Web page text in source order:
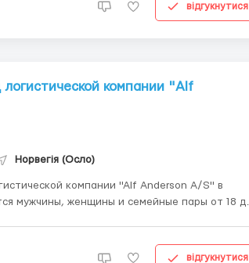
відгукнутися
логистической компании "Alf
Норвегія (Осло)
мужчины, женщины и семейные пары от 18 до
відгукнутися